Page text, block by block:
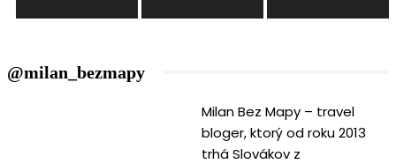
@milan_bezmapy
Milan Bez Mapy – travel
bloger, ktorý od roku 2013
trhá Slovákov z